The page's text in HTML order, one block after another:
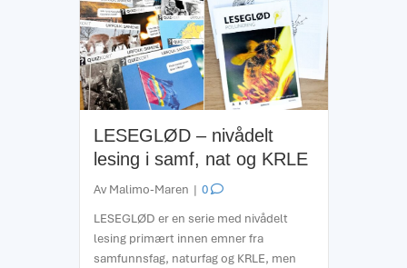
LESEGLØD – nivådelt
lesing i samf, nat og KRLE
Av Malimo-Maren | 0
LESEGLØD er en serie med nivådelt
lesing primært innen emner fra
samfunnsfag, naturfag og KRLE, men